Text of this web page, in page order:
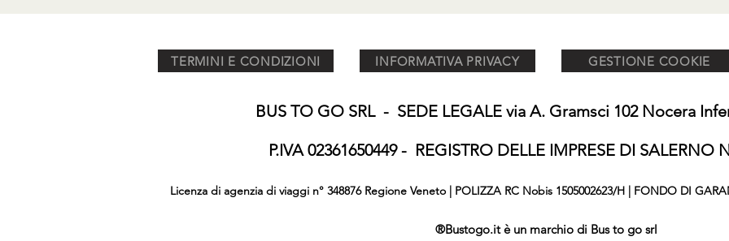
TERMINI E CONDIZIONI INFORMATIVA PRIVACY GESTIONE COOKIE
BUS TO GO SRL - SEDE LEGALE via A. Gramsci 102 Nocera
P.IVA 02361650449 - REGISTRO DELLE IMPRESE DI SALERNO
Licenza di agenzia di viaggi n° 348876 Regione Veneto | POLIZZA RC Nobis 1505002623/H | FONDO DI
®Bustogo.it è un marchio di Bus to go srl